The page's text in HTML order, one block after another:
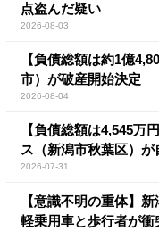
点盗んだ疑い
2026-08-03
【負債総額は約1億
市）が破産開始決定
2026-08-04
【負債総額は4,545万
ス（新潟市秋葉区）
2026-07-31
【意識不明の重体】
軽乗用車と歩行者が衝